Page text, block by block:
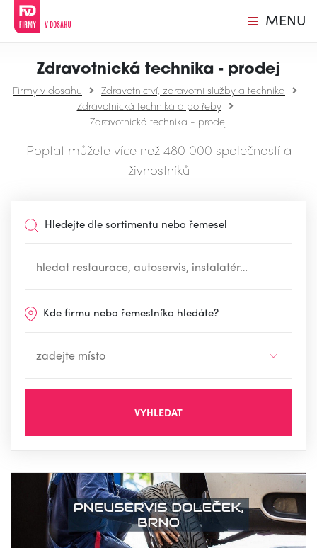
MENU
Zdravotnická technika - prodej
Firmy v dosahu
Zdravotnictví, zdravotní služby a technika
Zdravotnická technika a potřeby
Zdravotnická technika - prodej
Poptat můžete více než 480 000 společností a
živnostníků
Hledejte dle sortimentu nebo řemesel
Kde firmu nebo řemeslníka hledáte?
VYHLEDAT